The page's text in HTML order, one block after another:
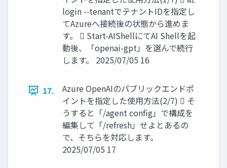
login --tenantでテナントIDを指定し
てAzureへ接続後の状態から進めま
す。  Start-AIShellにてAI Shellを起
動後、「openai-gpt」を選んで続行
します。 2025/07/05 16
17.
Azure OpenAIのパブリックエンドポ
イントを指定した使用方法(2/7)  そ
うすると「/agent config」で構成を
編集して「/refresh」せよとあるの
で、そちらを対応します。
2025/07/05 17